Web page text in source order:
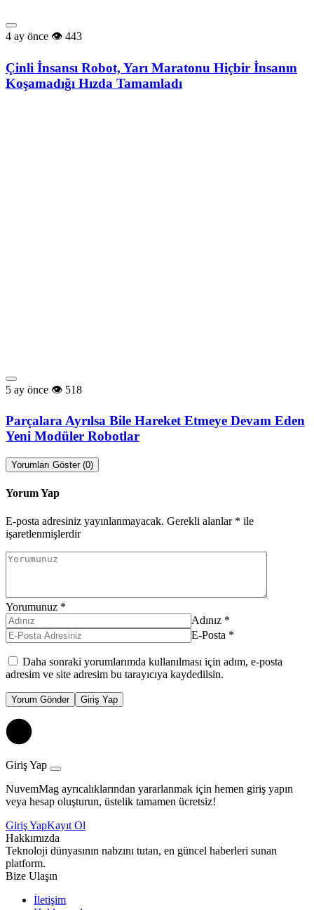
4 ay önce 443
Çinli İnsansı Robot, Yarı Maratonu Hiçbir İnsanın
Koşamadığı Hızda Tamamladı
5 ay önce 518
Parçalara Ayrılsa Bile Hareket Etmeye Devam Eden
Yeni Modüler Robotlar
Yorumları Göster (0)
Yorum Yap
E-posta adresiniz yayınlanmayacak. Gerekli alanlar * ile
işaretlenmişlerdir
Yorumunuz *
Adınız *
E-Posta *
Daha sonraki yorumlarımda kullanılması için adım, e-posta
adresim ve site adresim bu tarayıcıya kaydedilsin.
Yorum Gönder Giriş Yap
Giriş Yap
NuvemMag ayrıcalıklarından yararlanmak için hemen giriş yapın
veya hesap oluşturun, üstelik tamamen ücretsiz!
Giriş YapKayıt Ol
Hakkımızda
Teknoloji dünyasının nabzını tutan, en güncel haberleri sunan
platform.
Bize Ulaşın
İletişim